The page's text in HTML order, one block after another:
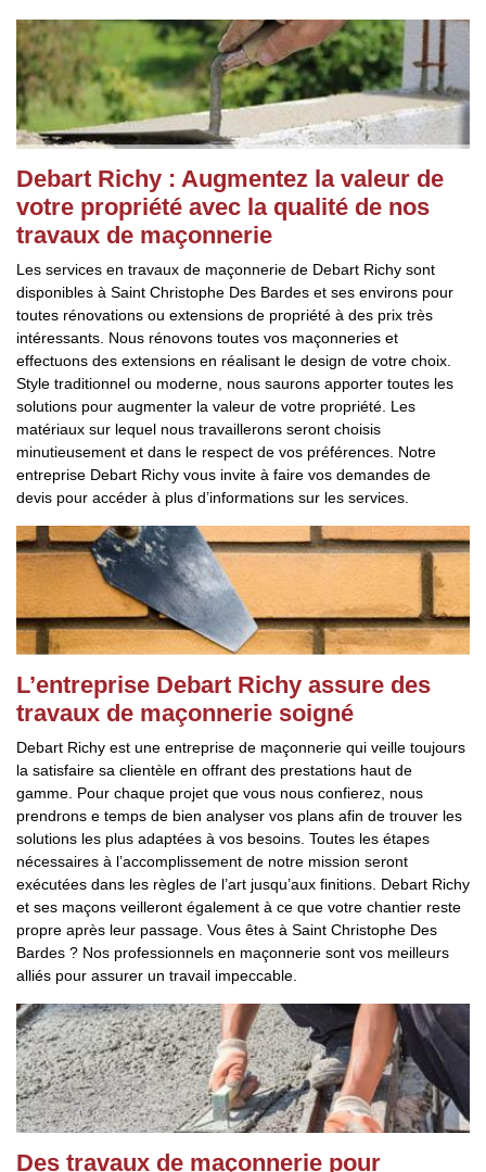
Debart Richy : Augmentez la valeur de
votre propriété avec la qualité de nos
travaux de maçonnerie
Les services en travaux de maçonnerie de Debart Richy sont
disponibles à Saint Christophe Des Bardes et ses environs pour
toutes rénovations ou extensions de propriété à des prix très
intéressants. Nous rénovons toutes vos maçonneries et
effectuons des extensions en réalisant le design de votre choix.
Style traditionnel ou moderne, nous saurons apporter toutes les
solutions pour augmenter la valeur de votre propriété. Les
matériaux sur lequel nous travaillerons seront choisis
minutieusement et dans le respect de vos préférences. Notre
entreprise Debart Richy vous invite à faire vos demandes de
devis pour accéder à plus d’informations sur les services.
L’entreprise Debart Richy assure des
travaux de maçonnerie soigné
Debart Richy est une entreprise de maçonnerie qui veille toujours
la satisfaire sa clientèle en offrant des prestations haut de
gamme. Pour chaque projet que vous nous confierez, nous
prendrons e temps de bien analyser vos plans afin de trouver les
solutions les plus adaptées à vos besoins. Toutes les étapes
nécessaires à l’accomplissement de notre mission seront
exécutées dans les règles de l’art jusqu’aux finitions. Debart Richy
et ses maçons veilleront également à ce que votre chantier reste
propre après leur passage. Vous êtes à Saint Christophe Des
Bardes ? Nos professionnels en maçonnerie sont vos meilleurs
alliés pour assurer un travail impeccable.
Des travaux de maçonnerie pour